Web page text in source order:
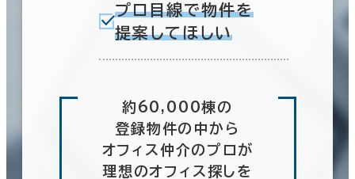
プロ目線で物件を
提案してほしい
約60,000棟の
登録物件の中から
オフィス仲介のプロが
理想のオフィス探しを